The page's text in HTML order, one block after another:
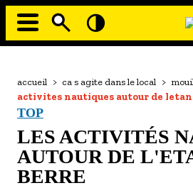
Aller
principale
À MOI LA CULTURE
AU GRAND AIR
PASSEZ À TABLE
SOUS TOUTES LES
Fil
d'Ariane
accueil > ca s agite dans le local >
activites nautiques autour de
TOP
LES ACTIVITÉS
AUTOUR DE
BERRE